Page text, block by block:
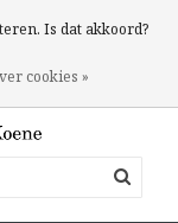
0 Artikelen
Is dat akkoord?
cookies »